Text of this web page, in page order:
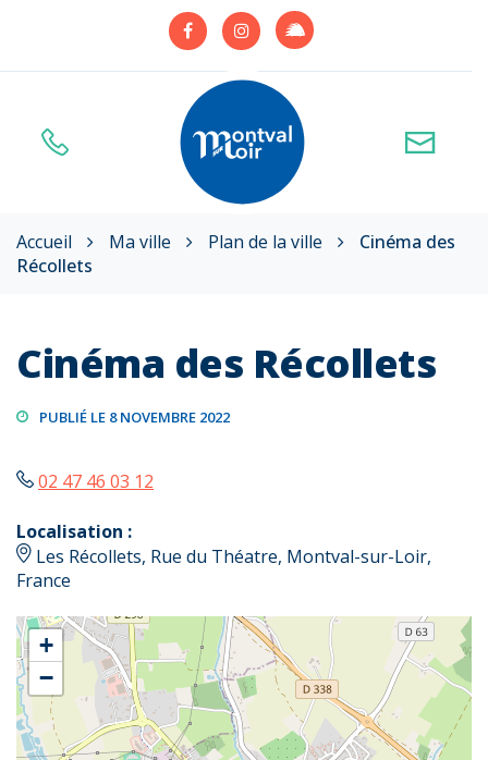
Lien
compte
Facebook
Lien
le
compte
Instagram
Lien
compte
Illiwap
Accueil Ma ville Plan de la ville
Cinéma des
Récollets
Cinéma des Récollets
PUBLIÉ LE 8 NOVEMBRE 2022
02 47 46 03 12
Localisation :
Les Récollets, Rue du Théatre, Montval-sur-Loir,
France
+
−